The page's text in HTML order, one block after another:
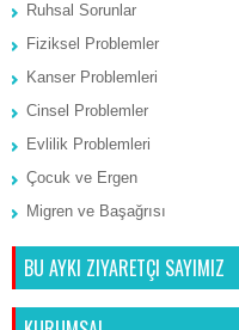
Ruhsal Sorunlar
Fiziksel Problemler
Kanser Problemleri
Cinsel Problemler
Evlilik Problemleri
Çocuk ve Ergen
Migren ve Başağrısı
BU AYKI ZIYARETÇI SAYIMIZ